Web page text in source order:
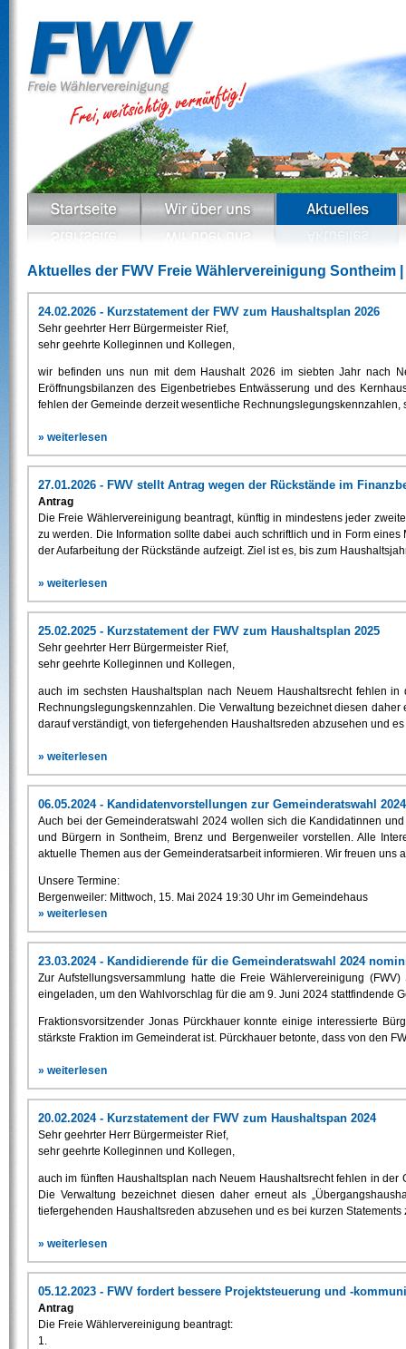
Aktuelles der FWV Freie Wählervereinigung Sontheim
24.02.2026 - Kurzstatement der FWV zum Haushaltsplan 2026
Sehr geehrter Herr Bürgermeister Rief,
sehr geehrte Kolleginnen und Kollegen,
wir befinden uns nun mit dem Haushalt 2026 im siebten Jahr nach
Eröffnungsbilanzen des Eigenbetriebes Entwässerung und des
fehlen der Gemeinde derzeit wesentliche Rechnungslegungskennzahlen,
» weiterlesen
27.01.2026 - FWV stellt Antrag wegen der Rückstände im
Antrag
Die Freie Wählervereinigung beantragt, künftig in mindestens jeder
zu werden. Die Information sollte dabei auch schriftlich und in Form
der Aufarbeitung der Rückstände aufzeigt. Ziel ist es, bis zum
» weiterlesen
25.02.2025 - Kurzstatement der FWV zum Haushaltsplan 2025
Sehr geehrter Herr Bürgermeister Rief,
sehr geehrte Kolleginnen und Kollegen,
auch im sechsten Haushaltsplan nach Neuem Haushaltsrecht fehlen
Rechnungslegungskennzahlen. Die Verwaltung bezeichnet diesen
darauf verständigt, von tiefergehenden Haushaltsreden abzusehen und
» weiterlesen
06.05.2024 - Kandidatenvorstellungen zur Gemeinderatswahl 2024
Auch bei der Gemeinderatswahl 2024 wollen sich die Kandidatinnen
und Bürgern in Sontheim, Brenz und Bergenweiler vorstellen. Alle
aktuelle Themen aus der Gemeinderatsarbeit informieren. Wir freuen uns
Unsere Termine:
Bergenweiler: Mittwoch, 15. Mai 2024 19:30 Uhr im Gemeindehaus
» weiterlesen
23.03.2024 - Kandidierende für die Gemeinderatswahl 2024
Zur Aufstellungsversammlung hatte die Freie Wählervereinigung
eingeladen, um den Wahlvorschlag für die am 9. Juni 2024 stattfindende
Fraktionsvorsitzender Jonas Pürckhauer konnte einige interessierte
stärkste Fraktion im Gemeinderat ist. Pürckhauer betonte, dass von den
» weiterlesen
20.02.2024 - Kurzstatement der FWV zum Haushaltspan 2024
Sehr geehrter Herr Bürgermeister Rief,
sehr geehrte Kolleginnen und Kollegen,
auch im fünften Haushaltsplan nach Neuem Haushaltsrecht fehlen in
Die Verwaltung bezeichnet diesen daher erneut als
tiefergehenden Haushaltsreden abzusehen und es bei kurzen Statements
» weiterlesen
05.12.2023 - FWV fordert bessere Projektsteuerung und -
Antrag
Die Freie Wählervereinigung beantragt:
1.